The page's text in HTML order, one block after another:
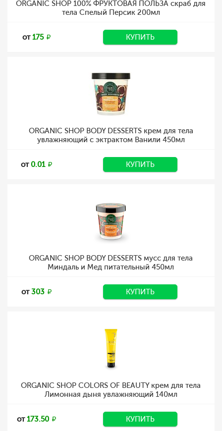
ORGANIC SHOP 100% ФРУКТОВАЯ ПОЛЬЗА скраб для
тела Спелый Персик 200мл
от175 КУПИТЬ
ORGANIC SHOP BODY DESSERTS крем для тела
увлажняющий с эктрактом Ванили 450мл
от 0.01 КУПИТЬ
ORGANIC SHOP BODY DESSERTS мусс для тела
Миндаль и Мед питательный 450мл
от303 КУПИТЬ
ORGANIC SHOP COLORS OF BEAUTY крем для тела
Лимонная дыня увлажняющий 140мл
от173.50 КУПИТЬ